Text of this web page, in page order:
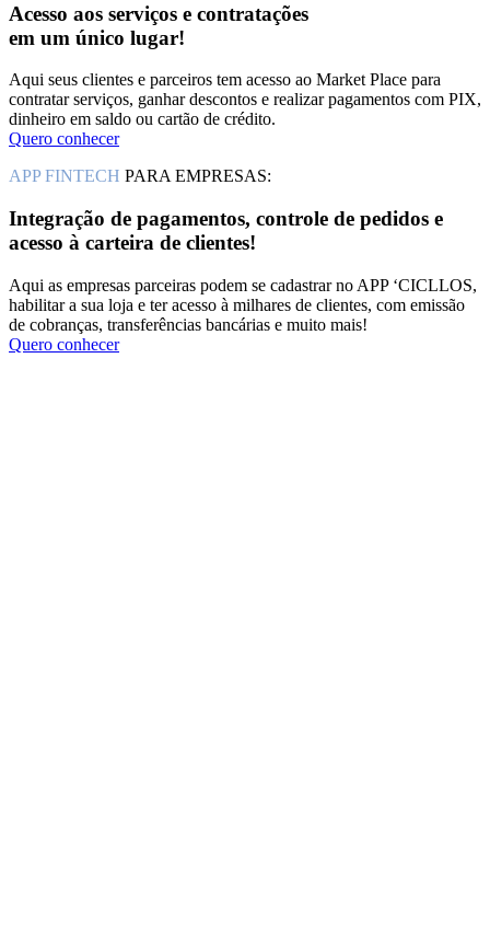
Acesso aos serviços e contratações
em um único lugar!
Aqui seus clientes e parceiros tem acesso ao Market Place para
contratar serviços, ganhar descontos e realizar pagamentos com PIX,
dinheiro em saldo ou cartão de crédito.
Quero conhecer
APP FINTECH PARA EMPRESAS:
Integração de pagamentos, controle de pedidos e
acesso à carteira de clientes!
Aqui as empresas parceiras podem se cadastrar no APP ‘CICLLOS,
habilitar a sua loja e ter acesso à milhares de clientes, com emissão
de cobranças, transferências bancárias e muito mais!
Quero conhecer